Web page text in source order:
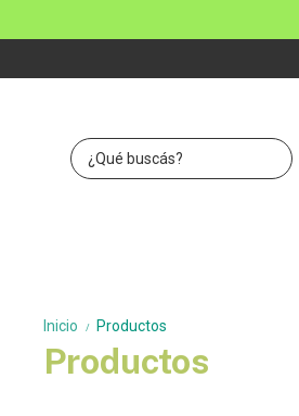
Inicio / Productos
Productos